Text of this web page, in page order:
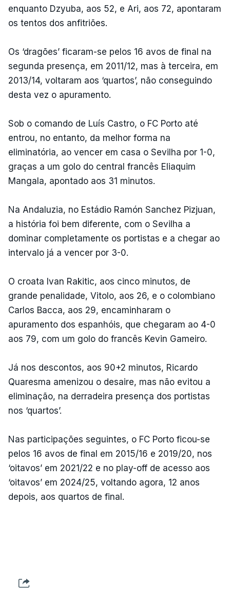
enquanto Dzyuba, aos 52, e Ari, aos 72, apontaram
os tentos dos anfitriões.
Os ‘dragões’ ficaram-se pelos 16 avos de final na
segunda presença, em 2011/12, mas à terceira, em
2013/14, voltaram aos ‘quartos’, não conseguindo
desta vez o apuramento.
Sob o comando de Luís Castro, o FC Porto até
entrou, no entanto, da melhor forma na
eliminatória, ao vencer em casa o Sevilha por 1-0,
graças a um golo do central francês Eliaquim
Mangala, apontado aos 31 minutos.
Na Andaluzia, no Estádio Ramón Sanchez Pizjuan,
a história foi bem diferente, com o Sevilha a
dominar completamente os portistas e a chegar ao
intervalo já a vencer por 3-0.
O croata Ivan Rakitic, aos cinco minutos, de
grande penalidade, Vitolo, aos 26, e o colombiano
Carlos Bacca, aos 29, encaminharam o
apuramento dos espanhóis, que chegaram ao 4-0
aos 79, com um golo do francês Kevin Gameiro.
Já nos descontos, aos 90+2 minutos, Ricardo
Quaresma amenizou o desaire, mas não evitou a
eliminação, na derradeira presença dos portistas
nos ‘quartos’.
Nas participações seguintes, o FC Porto ficou-se
pelos 16 avos de final em 2015/16 e 2019/20, nos
‘oitavos’ em 2021/22 e no play-off de acesso aos
‘oitavos’ em 2024/25, voltando agora, 12 anos
depois, aos quartos de final.